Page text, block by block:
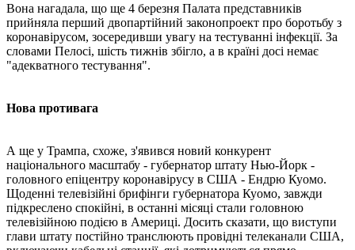
Вона нагадала, що ще 4 березня Палата представників
прийняла перший двопартійний законопроект про боротьбу з
коронавірусом, зосередивши увагу на тестуванні інфекції. За
словами Пелосі, шість тижнів збігло, а в країні досі немає
"адекватного тестування".
Нова противага
А ще у Трампа, схоже, з'явився новий конкурент
національного масштабу - губернатор штату Нью-Йорк -
головного епіцентру коронавірусу в США - Ендрю Куомо.
Щоденні телевізійні брифінги губернатора Куомо, завжди
підкреслено спокійні, в останні місяці стали головною
телевізійною подією в Америці. Досить сказати, що виступи
глави штату постійно транслюють провідні телеканали США,